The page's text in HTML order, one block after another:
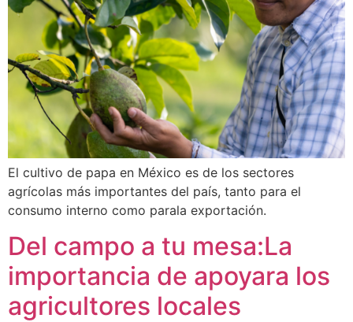
El cultivo de papa en México es de los sectores
agrícolas más importantes del país, tanto para el
consumo interno como parala exportación.
Del campo a tu mesa:La
importancia de apoyara los
agricultores locales